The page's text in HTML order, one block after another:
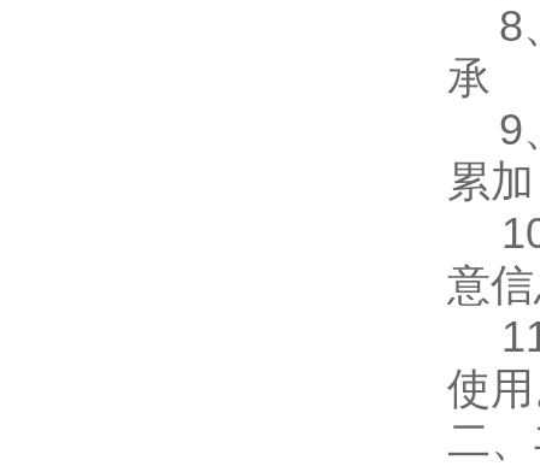
8
承
9
累
10
意
11
使
二